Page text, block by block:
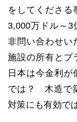
をしてくださる
3,000万ドル～3
非問い合わせい
施設の所有とブ
日本は今金利が
では？ 木造で
対策にも有効で